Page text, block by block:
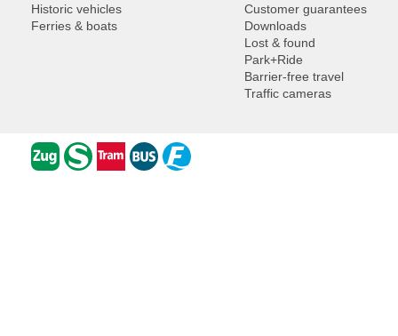
Historic vehicles
Ferries & boats
Customer guarantees
Downloads
Lost & found
Park+Ride
Barrier-free travel
Traffic cameras